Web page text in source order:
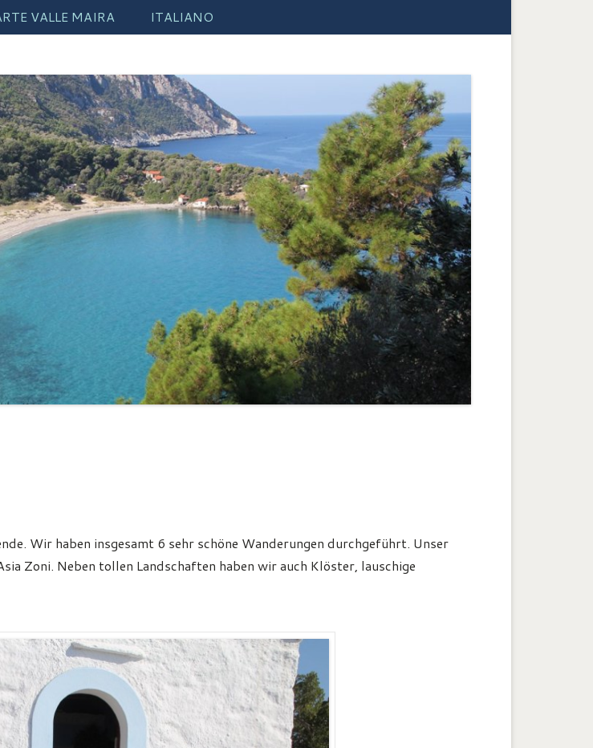
VALLE MAIRA
ITALIANO
Wir haben insgesamt 6 sehr schöne Wanderungen durchgeführt. Unser
Zoni. Neben tollen Landschaften haben wir auch Klöster, lauschige